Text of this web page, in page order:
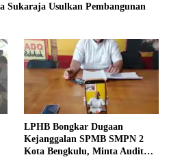
Sukaraja Usulkan Pembangunan
LPHB Bongkar Dugaan
Kejanggalan SPMB SMPN 2
Kota Bengkulu, Minta Audit